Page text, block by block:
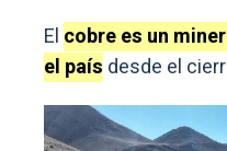
El cobre es un
el país desde el